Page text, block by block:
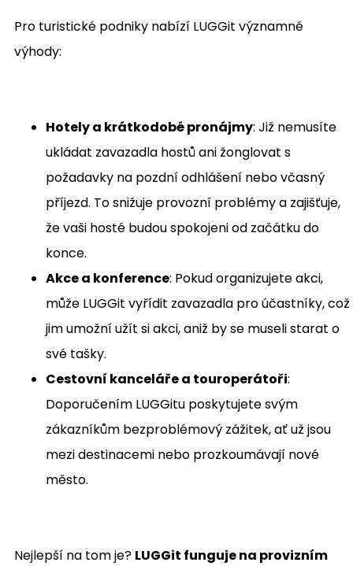
Pro turistické podniky nabízí LUGGit významné
výhody:
Hotely a krátkodobé pronájmy: Již nemusíte
ukládat zavazadla hostů ani žonglovat s
požadavky na pozdní odhlášení nebo včasný
příjezd. To snižuje provozní problémy a zajišťuje,
že vaši hosté budou spokojeni od začátku do
konce.
Akce a konference: Pokud organizujete akci,
může LUGGit vyřídit zavazadla pro účastníky, což
jim umožní užít si akci, aniž by se museli starat o
své tašky.
Cestovní kanceláře a touroperátoři:
Doporučením LUGGitu poskytujete svým
zákazníkům bezproblémový zážitek, ať už jsou
mezi destinacemi nebo prozkoumávají nové
město.
Nejlepší na tom je? LUGGit funguje na provizním